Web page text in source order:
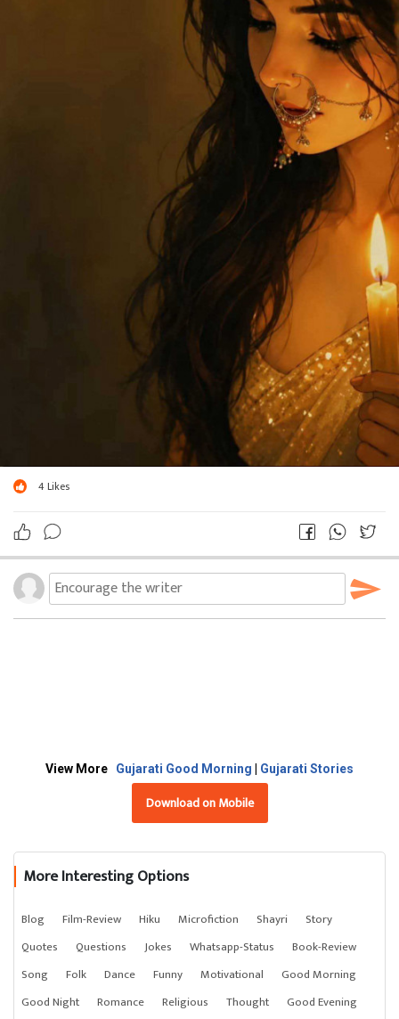
4Likes
View More Gujarati Good Morning Gujarati Stories
Download on Mobile
More Interesting Options
Blog Film-Review Hiku Microfiction Shayri
Story
Quotes
Questions Jokes Whatsapp-Status
Book-Review
Song
Folk Dance Funny Motivational
Good Morning
Good Night
Romance Religious Thought
Good Evening